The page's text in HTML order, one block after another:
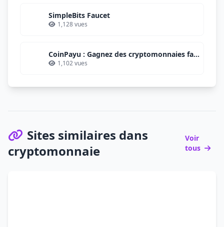
SimpleBits Faucet
1,128 vues
CoinPayu : Gagnez des cryptomonnaies facilement et gratuitement
1,102 vues
Sites similaires dans
cryptomonnaie
Voir
tous